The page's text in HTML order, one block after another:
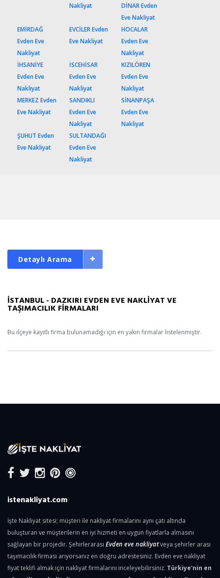
Nakliyat
DİNAR Evden
Eve Nakliyat
EMİRDAĞ
Evden Eve
Nakliyat
EVCİLER Evden
Eve Nakliyat
HOCALAR
Evden Eve
Nakliyat
İHSANİYE
Evden Eve
Nakliyat
İSCEHİSAR
Evden Eve
Nakliyat
KIZILÖREN
Evden Eve
Nakliyat
MERKEZ Evden
Eve Nakliyat
SANDIKLI
Evden Eve
Nakliyat
SİNANPAŞA
Evden Eve
Nakliyat
ŞUHUT Evden
Eve Nakliyat
SULTANDAĞI
Evden Eve
Nakliyat
Detaylı Arama
İSTANBUL - DAZKIRI EVDEN EVE NAKLİYAT VE
TAŞIMACILIK FİRMALARI
Bu ilçeye kayıtlı firma bulunamadığı için en yakın firmalar listelenmiştir.
istenakliyat.com
İşte Nakliyat sitesi; müşteri ile nakliyat firmalarını aynı çatı altında
buluşturan ve müşterilerin en iyi hizmeti en uygun fiyatlarla almasını
sağlayan bir projedir. Şehirlerarası Evden eve nakliyatveya şehirler arası
taşımacılık firması arıyorsanız en doğru adrestesiniz. Evden eve nakliyat
fiyat teklifi almak için nakliyat firmalarını inceleyebilirsiniz. Türkiye'nin en